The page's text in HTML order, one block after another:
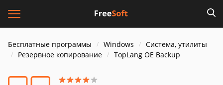
Бесплатные программы Windows
Система, утилиты
Резервное копирование
TopLang OE Backup